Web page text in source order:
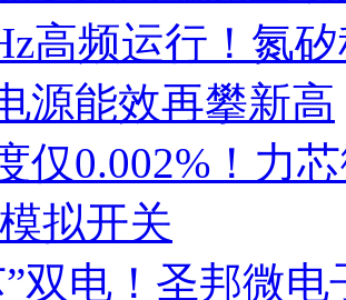
高频运行！氮
源能效再攀新高
仅0.002%！力
拟开关
”双电！圣邦微